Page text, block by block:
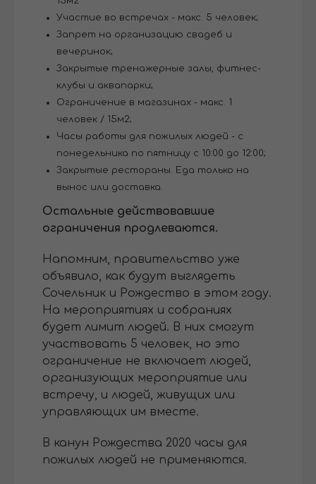
Участие во встречах - макс. 5 человек;
Запрет на организацию свадеб и
вечеринок;
Закрытые тренажерные залы, фитнес-
клубы и аквапарки;
Ограничение в магазинах - макс. 1
человек / 15м2;
Часы работы для пожилых людей - с
понедельника по пятницу с 10:00 до 12:00;
Закрытые рестораны. Еда только на
вынос или доставка.
Остальные действовавшие
ограничения продлеваются.
Напомним, правительство уже
объявило, как будут выглядеть
Сочельник и Рождество в этом году.
На мероприятиях и собраниях
будет лимит людей. В них смогут
участвовать 5 человек, но это
ограничение не включает людей,
организующих мероприятие или
встречу, и людей, живущих или
управляющих им вместе.
В канун Рождества 2020 часы для
пожилых людей не применяются.